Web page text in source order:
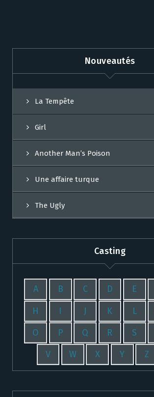
Nouveautés
La Tempête
Girl
Another Man’s Poison
Une affaire turque
The Ugly
Casting
A B C D E
H I J K L
O P Q R S
V W X Y Z